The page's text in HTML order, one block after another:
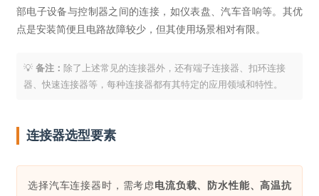
部电子设备与控制器之间的连接，如仪表盘、汽车音响等。其优
点是安装简便且电路故障较少，但其使用场景相对有限。
备注： 除了上述常见的连接器外，还有端子连接器、扣环连接
器、快速连接器等，每种连接器都有其特定的应用领域和特性。
连接器选型要素
选择汽车连接器时，需考虑电流负载、防水性能、高温抗